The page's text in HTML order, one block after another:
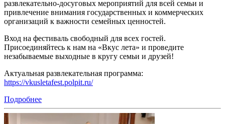
развлекательно-досуговых мероприятий для всей семьи и
привлечение внимания государственных и коммерческих
организаций к важности семейных ценностей.
Вход на фестиваль свободный для всех гостей.
Присоединяйтесь к нам на «Вкус лета» и проведите
незабываемые выходные в кругу семьи и друзей!
Актуальная развлекательная программа:
https://vkusletafest.polpit.ru/
Подробнее